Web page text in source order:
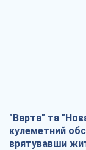
"Варта" та
кулеметний
врятувавши